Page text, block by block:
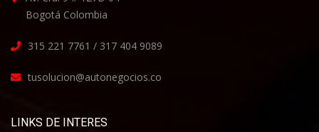
Bogotá Colombia
315 221 7761 / 317 404 9089
tusolucion@autonegocios.co
LINKS DE INTERES